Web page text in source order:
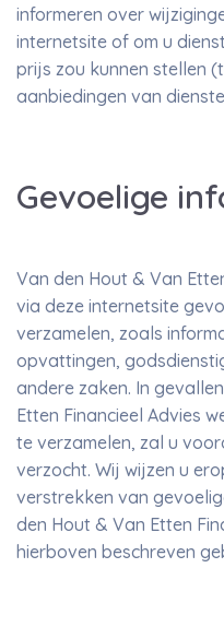
informeren over
internetsite of om u
prijs zou kunnen stellen
aanbiedingen van
Gevoelige
Van den Hout & Van
via deze internetsite
verzamelen, zoals
opvattingen,
andere zaken. In
Etten Financieel Advies
te verzamelen, zal u
verzocht. Wij wijzen u
verstrekken van
den Hout & Van Etten
hierboven beschreven